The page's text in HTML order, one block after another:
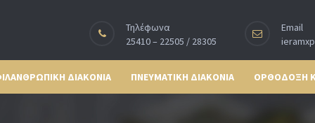
Τηλέφωνα
25410 – 22505 / 28305
Email
ΔΙΑΚΟΝΙΑ ΠΝΕΥΜΑΤΙΚΗ ΔΙΑΚΟΝΙΑ ΟΡΘΟΔΟΞΗ